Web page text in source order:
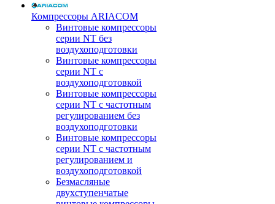
Компрессоры ARIACOM
Винтовые компрессоры
серии NT без
воздухоподготовки
Винтовые компрессоры
серии NT c
воздухоподготовкой
Винтовые компрессоры
серии NT с частотным
регулированием без
воздухоподготовки
Винтовые компрессоры
серии NT с частотным
регулированием и
воздухоподготовкой
Безмасляные
двухступенчатые